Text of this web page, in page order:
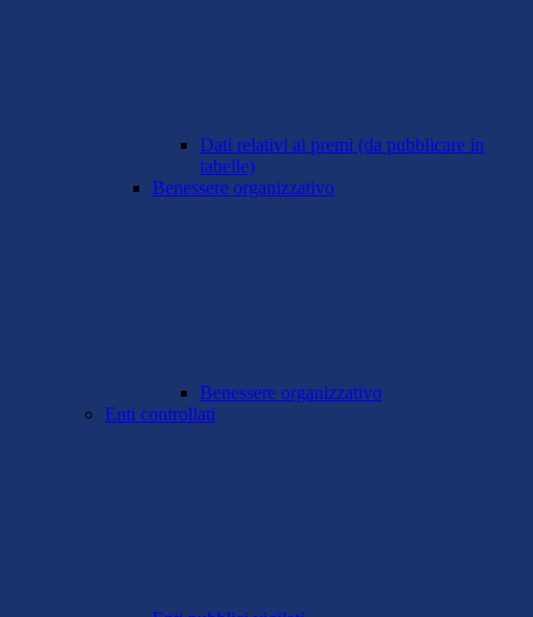
Dati relativi ai premi (da pubblicare in
tabelle)
Benessere organizzativo
Benessere organizzativo
Enti controllati